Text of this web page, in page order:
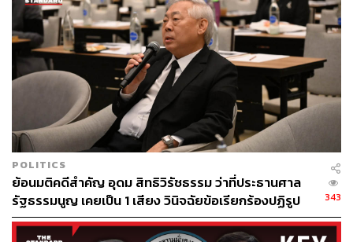
POLITICS
ย้อนมติคดีสำคัญ อุดม สิทธิวิรัชธรรม ว่าที่ประธานศาล
รัฐธรรมนูญ เคยเป็น 1 เสียง วินิจฉัยข้อเรียกร้องปฏิรูป
สถาบันฯ ไม่เข้าข่ายล้มล้าง
343